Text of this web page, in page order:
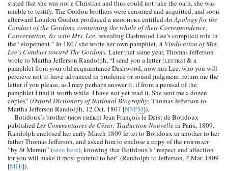
stated that she was not a Christian and thus could not take the oath, she was
unable to testify. The Gordon brothers were censured and acquitted, and soon
afterward Loudon Gordon produced abrochureentitledAn Apology for the
Conduct of the Gordons, containing the whole of their Correspondence,
Conversation, &c with Mrs. Lee, revealing Dashwood Lee’s complicit role in
the “elopement.” In 1807 she wrote her own pamphlet,A Vindication of Mrs.
Lee’s Conduct toward The Gordons. Later that same year,Thomas Jefferson
wrote to Martha Jefferson Randolph, “I send you a letter (lettre) & a
pamphlet from your old acquaintance Dashwood, nowmrs Lee, who you will
percieve not to have advanced in prudence or sound judgment. return me the
letter if you please, as I may perhaps answer it, if from a perusal of the
pamphlet I find it worth while. I have not yet read it. She sent me a dozen
copies” (Oxford Dictionary of National Biography; Thomas Jefferson to
Martha Jefferson Randolph, 12 Oct. 1807 [NNPM]).
Botidoux’sbrother (mon frére) Jean François le Deist de Botidoux
publishedLes Commentaires de César; Traduction Nouvellein Paris, 1809.
Randolph enclosed her early March 1809 letter to Botidoux in another to her
fatherThomas Jefferson, and asked him to enclose a copy of theportrait
“by St Memin” (seen here), knowing thatBotidoux’s“respect and affection
for you will make it most grateful to her” (Randolph to Jefferson, 2 Mar. 1809
[MHi]).